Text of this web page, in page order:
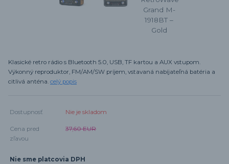
Klasické retro rádio s Bluetooth 5.0, USB, TF kartou a AUX vstupom.
Výkonný reproduktor, FM/AM/SW príjem, vstavaná nabíjateľná batéria a
citlivá anténa. celý popis
Dostupnosť Nie je skladom
Cena pred
zľavou
37,60 EUR
Nie sme platcovia DPH